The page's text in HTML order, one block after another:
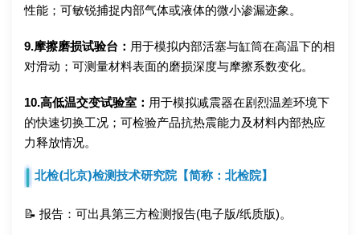
性能；可敏锐捕捉内部气体或液体的微小渗漏迹象。
9.摩擦磨损试验台： 用于模拟内部活塞与缸筒在高温下的相
对滑动；可测量材料表面的磨损深度与摩擦系数变化。
10.高低温交变试验室： 用于模拟减震器在剧烈温差环境下
的快速切换工况；可检验产品抗热震能力及材料内部热应
力释放情况。
北检(北京)检测技术研究院【简称：北检院】
📝 报告：可出具第三方检测报告(电子版/纸质版)。